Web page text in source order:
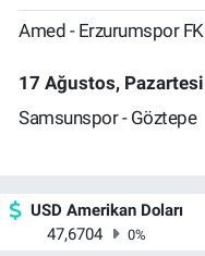
Amed - Erzurumspor FK
17 Ağustos, Pazartesi
Samsunspor - Göztepe
USD Amerikan Doları
47,6704
0%